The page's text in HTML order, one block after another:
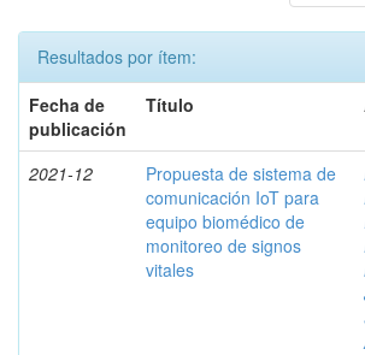
Resultados por ítem:
Fecha de
publicación
Título
2021-12
Propuesta de sistema de
comunicación IoT para
equipo biomédico de
monitoreo de signos
vitales